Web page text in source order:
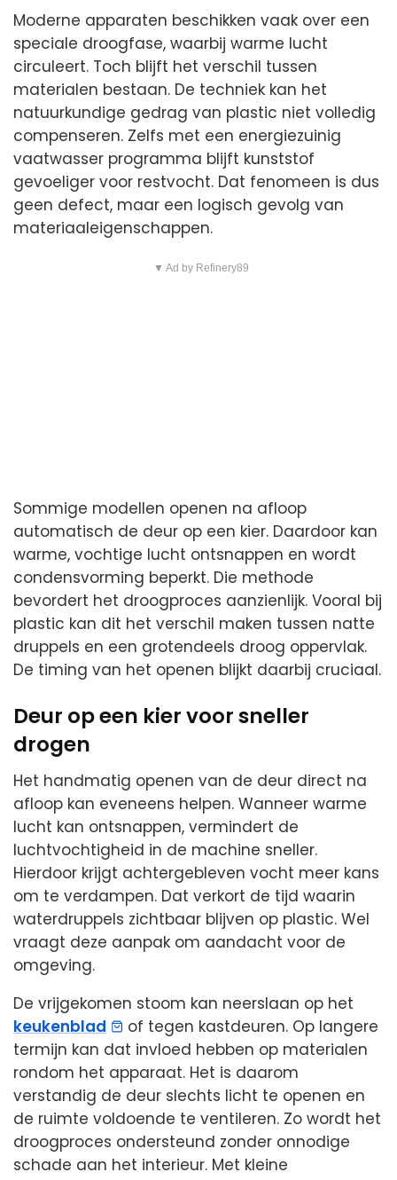
Moderne apparaten beschikken vaak over een
speciale droogfase, waarbij warme lucht
circuleert. Toch blijft het verschil tussen
materialen bestaan. De techniek kan het
natuurkundige gedrag van plastic niet volledig
compenseren. Zelfs met een energiezuinig
vaatwasser programma blijft kunststof
gevoeliger voor restvocht. Dat fenomeen is dus
geen defect, maar een logisch gevolg van
materiaaleigenschappen.
▼ Ad by Refinery89
Sommige modellen openen na afloop
automatisch de deur op een kier. Daardoor kan
warme, vochtige lucht ontsnappen en wordt
condensvorming beperkt. Die methode
bevordert het droogproces aanzienlijk. Vooral bij
plastic kan dit het verschil maken tussen natte
druppels en een grotendeels droog oppervlak.
De timing van het openen blijkt daarbij cruciaal.
Deur op een kier voor sneller
drogen
Het handmatig openen van de deur direct na
afloop kan eveneens helpen. Wanneer warme
lucht kan ontsnappen, vermindert de
luchtvochtigheid in de machine sneller.
Hierdoor krijgt achtergebleven vocht meer kans
om te verdampen. Dat verkort de tijd waarin
waterdruppels zichtbaar blijven op plastic. Wel
vraagt deze aanpak om aandacht voor de
omgeving.
De vrijgekomen stoom kan neerslaan op het
keukenblad
of tegen kastdeuren. Op langere
termijn kan dat invloed hebben op materialen
rondom het apparaat. Het is daarom
verstandig de deur slechts licht te openen en
de ruimte voldoende te ventileren. Zo wordt het
droogproces ondersteund zonder onnodige
schade aan het interieur. Met kleine